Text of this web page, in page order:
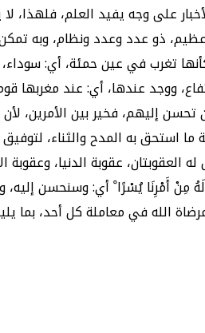
تتناقلها الأخبار على وجه يفيد
عظيم، ذو عدد وعدد ونظام،
تغرب في عين حمئة، أي:
ووجد عندها، أي: عند مغربها
تحسن إليهم، فخير بين
استحق به المدح والثناء،
عقوبة الدنيا، وعقوبة
مِنْ أَمْرِنَا يُسْرًا ْ أي: وسنحسن إليه،
الله في معاملة كل أحد، بما